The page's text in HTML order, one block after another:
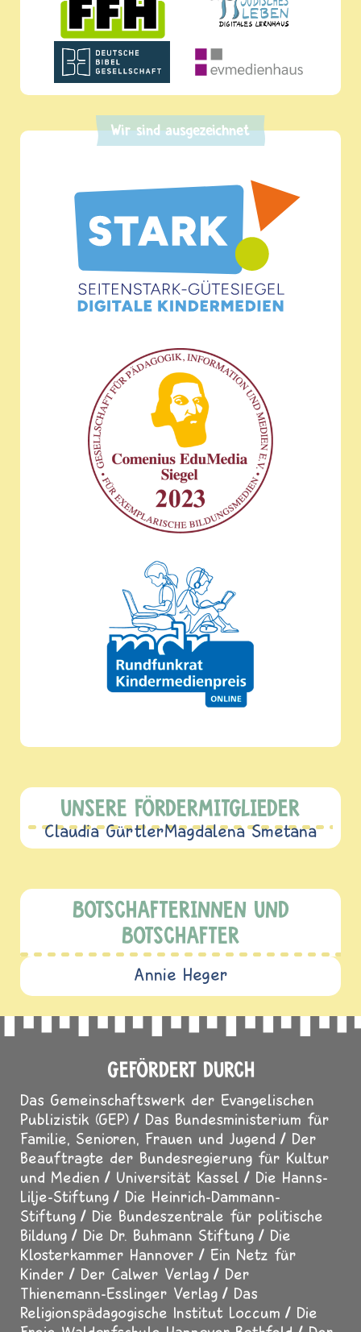
Wir sind ausgezeichnet
UNSERE FÖRDERMITGLIEDER
Claudia GürtlerMagdalena Smetana
BOTSCHAFTERINNEN UND
BOTSCHAFTER
Annie Heger
GEFÖRDERT DURCH
Das Gemeinschaftswerk der Evangelischen
Publizistik (GEP)
Das Bundesministerium für
Familie, Senioren, Frauen und Jugend
Der
Beauftragte der Bundesregierung für Kultur
und Medien
Universität Kassel
Die Hanns-
Lilje-Stiftung
Die Heinrich-Dammann-
Stiftung
Die Bundeszentrale für politische
Bildung
Die Dr. Buhmann Stiftung
Die
Klosterkammer Hannover
Ein Netz für
Kinder
Der Calwer Verlag
Der
Thienemann-Esslinger Verlag
Das
Religionspädagogische Institut Loccum
Die